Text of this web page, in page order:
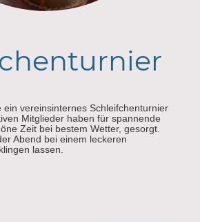
ein vereinsinternes Schleifchenturnier
Mitglieder haben für spannende
Zeit bei bestem Wetter, gesorgt.
Abend bei einem leckeren
lassen.